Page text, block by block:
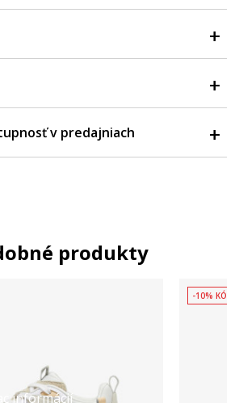
v predajniach
produkty
informácií
-10% KÓD: